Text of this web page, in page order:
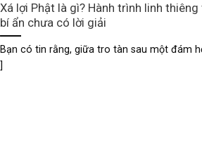
Xá lợi Phật là gì? Hành trình linh
bí ẩn chưa có lời giải
Bạn có tin rằng, giữa tro tàn sau một đám
]